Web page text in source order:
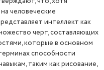
человеческие
интеллект как
черт, составляющих
которые в основном
способности
таким как рисование,